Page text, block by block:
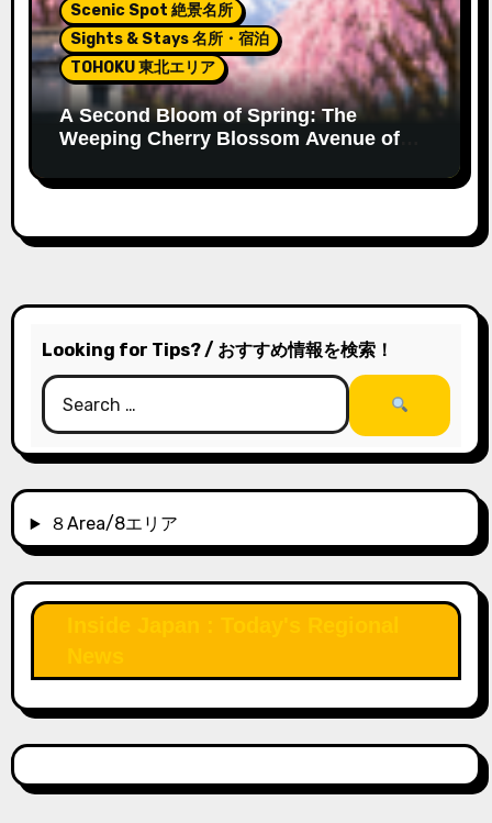
Scenic Spot 絶景名所
Sights & Stays 名所・宿泊
TOHOKU 東北エリア
A Second Bloom of Spring: The
Weeping Cherry Blossom Avenue of
Looking for Tips? / おすすめ情報を検索！
８Area/8エリア